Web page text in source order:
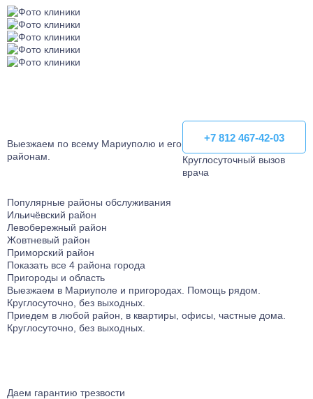
Выезжаем по всему Мариуполю и его
районам.
+7 812 467-42-03
+7 812 467-42-03
Круглосуточный вызов
врача
Популярные районы обслуживания
Ильичёвский район
Левобережный район
Жовтневый район
Приморский район
Показать все 4 района города
Пригороды и область
Выезжаем в Мариуполе и пригородаx. Помощь рядом.
Круглосуточно, без выходных.
Приедем в любой район, в квартиры, офисы, частные дома.
Круглосуточно, без выходных.
Даем гарантию трезвости